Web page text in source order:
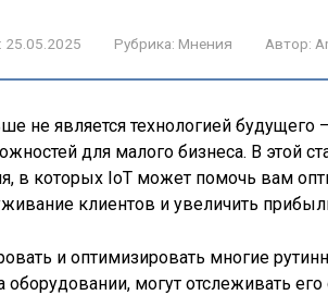
25.05.2025 Рубрика: Мнения Автор:
не является технологией будущего
для малого бизнеса. В этой
в которых IoT может помочь вам
клиентов и увеличить
и оптимизировать многие
оборудовании, могут отслеживать его